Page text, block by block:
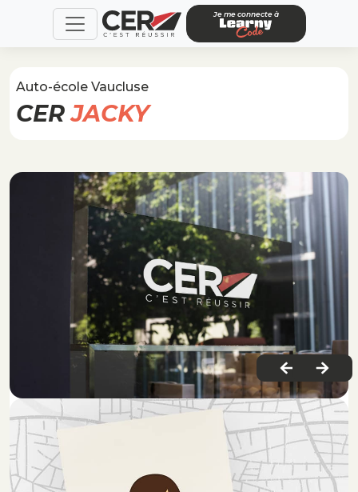
Je me connecte à
Auto-école Vaucluse
CER JACKY
Notre adresse
6, avenue Gustave Gutarel
84130 LE PONTET